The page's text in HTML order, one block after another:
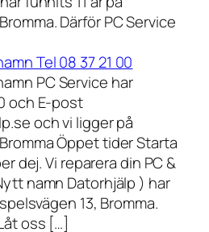
Därför PC Service
Tel 08 37 21 00
PC Service har
och E-post
och vi ligger på
Öppet tider Starta
dej. Vi reparera din PC &
namn Datorhjälp ) har
13, Bromma.
oss […]